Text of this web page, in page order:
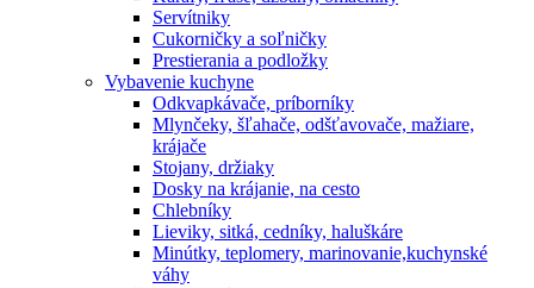
Servítniky
Cukorničky a soľničky
Prestierania a podložky
Vybavenie kuchyne
Odkvapkávače, príborníky
Mlynčeky, šľahače, odšťavovače, mažiare,
krájače
Stojany, držiaky
Dosky na krájanie, na cesto
Chlebníky
Lieviky, sitká, cedníky, haluškáre
Minútky, teplomery, marinovanie,kuchynské
váhy